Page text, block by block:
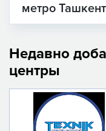
метро
Недавно
центры